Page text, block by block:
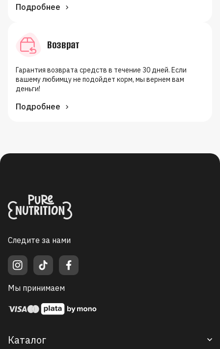
Подробнее
Возврат
Гарантия возврата средств в течение 30 дней. Если
вашему любимцу не подойдет корм, мы вернем вам
деньги!
Подробнее
Следите за нами
Мы принимаем
Каталог